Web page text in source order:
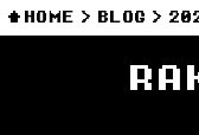
HOME BLOG